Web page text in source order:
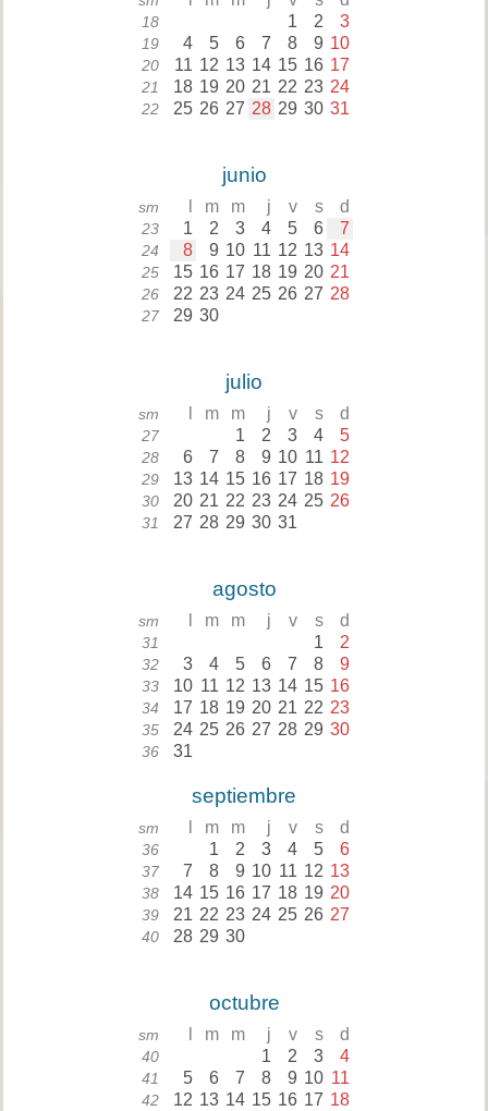
18 1 2 3
19 4 5 6 7 8 9 10
20 11 12 13 14 15 16 17
21 18 19 20 21 22 23 24
22 25 26 27 28 29 30 31
junio
sm m m j v s d
23 1 2 3 4 5 6 7
24 8 9 10 11 12 13 14
25 15 16 17 18 19 20 21
26 22 23 24 25 26 27 28
27 29 30
julio
sm m m j v s d
27 1 2 3 4 5
28 6 7 8 9 10 11 12
29 13 14 15 16 17 18 19
30 20 21 22 23 24 25 26
31 27 28 29 30 31
agosto
sm m m j v s d
31 1 2
32 3 4 5 6 7 8 9
33 10 11 12 13 14 15 16
34 17 18 19 20 21 22 23
35 24 25 26 27 28 29 30
36 31
septiembre
sm m m j v s d
36 1 2 3 4 5 6
37 7 8 9 10 11 12 13
38 14 15 16 17 18 19 20
39 21 22 23 24 25 26 27
40 28 29 30
octubre
sm m m j v s d
40 1 2 3 4
41 5 6 7 8 9 10 11
42 12 13 14 15 16 17 18